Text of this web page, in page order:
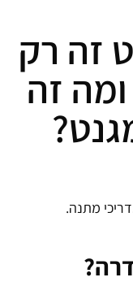
זה רק
זה
מתנה.